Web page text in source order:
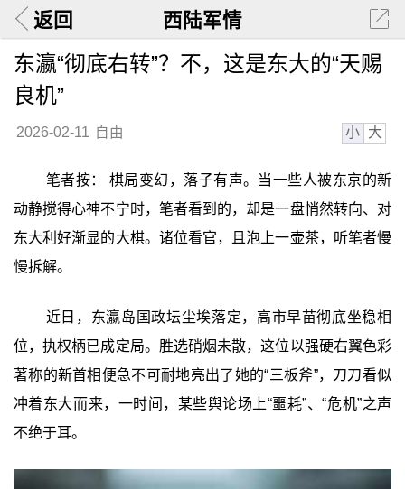
返回 西陆军情
东瀛“彻底右转”？不，这是东大的“天赐
良机”
2026-02-11 自由 小 大
笔者按： 棋局变幻，落子有声。当一些人被东京的新
动静搅得心神不宁时，笔者看到的，却是一盘悄然转向、对
东大利好渐显的大棋。诸位看官，且泡上一壶茶，听笔者慢
慢拆解。
近日，东瀛岛国政坛尘埃落定，高市早苗彻底坐稳相
位，执权柄已成定局。胜选硝烟未散，这位以强硬右翼色彩
著称的新首相便急不可耐地亮出了她的“三板斧”，刀刀看似
冲着东大而来，一时间，某些舆论场上“噩耗”、“危机”之声
不绝于耳。